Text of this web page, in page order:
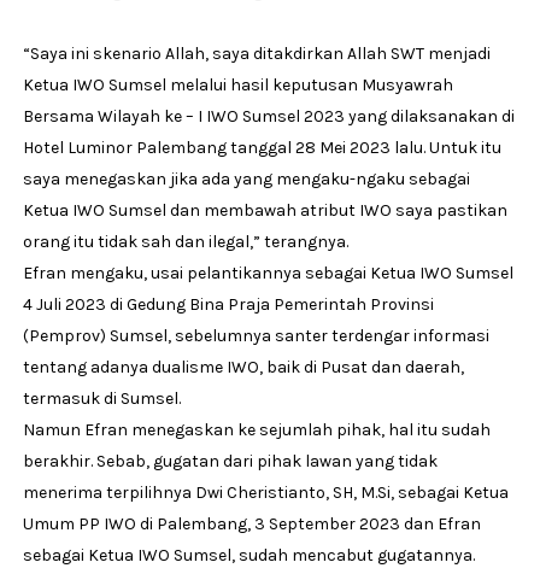
“Saya ini skenario Allah, saya ditakdirkan Allah SWT menjadi
Ketua IWO Sumsel melalui hasil keputusan Musyawrah
Bersama Wilayah ke – I IWO Sumsel 2023 yang dilaksanakan di
Hotel Luminor Palembang tanggal 28 Mei 2023 lalu. Untuk itu
saya menegaskan jika ada yang mengaku-ngaku sebagai
Ketua IWO Sumsel dan membawah atribut IWO saya pastikan
orang itu tidak sah dan ilegal,” terangnya.
Efran mengaku, usai pelantikannya sebagai Ketua IWO Sumsel
4 Juli 2023 di Gedung Bina Praja Pemerintah Provinsi
(Pemprov) Sumsel, sebelumnya santer terdengar informasi
tentang adanya dualisme IWO, baik di Pusat dan daerah,
termasuk di Sumsel.
Namun Efran menegaskan ke sejumlah pihak, hal itu sudah
berakhir. Sebab, gugatan dari pihak lawan yang tidak
menerima terpilihnya Dwi Cheristianto, SH, M.Si, sebagai Ketua
Umum PP IWO di Palembang, 3 September 2023 dan Efran
sebagai Ketua IWO Sumsel, sudah mencabut gugatannya.